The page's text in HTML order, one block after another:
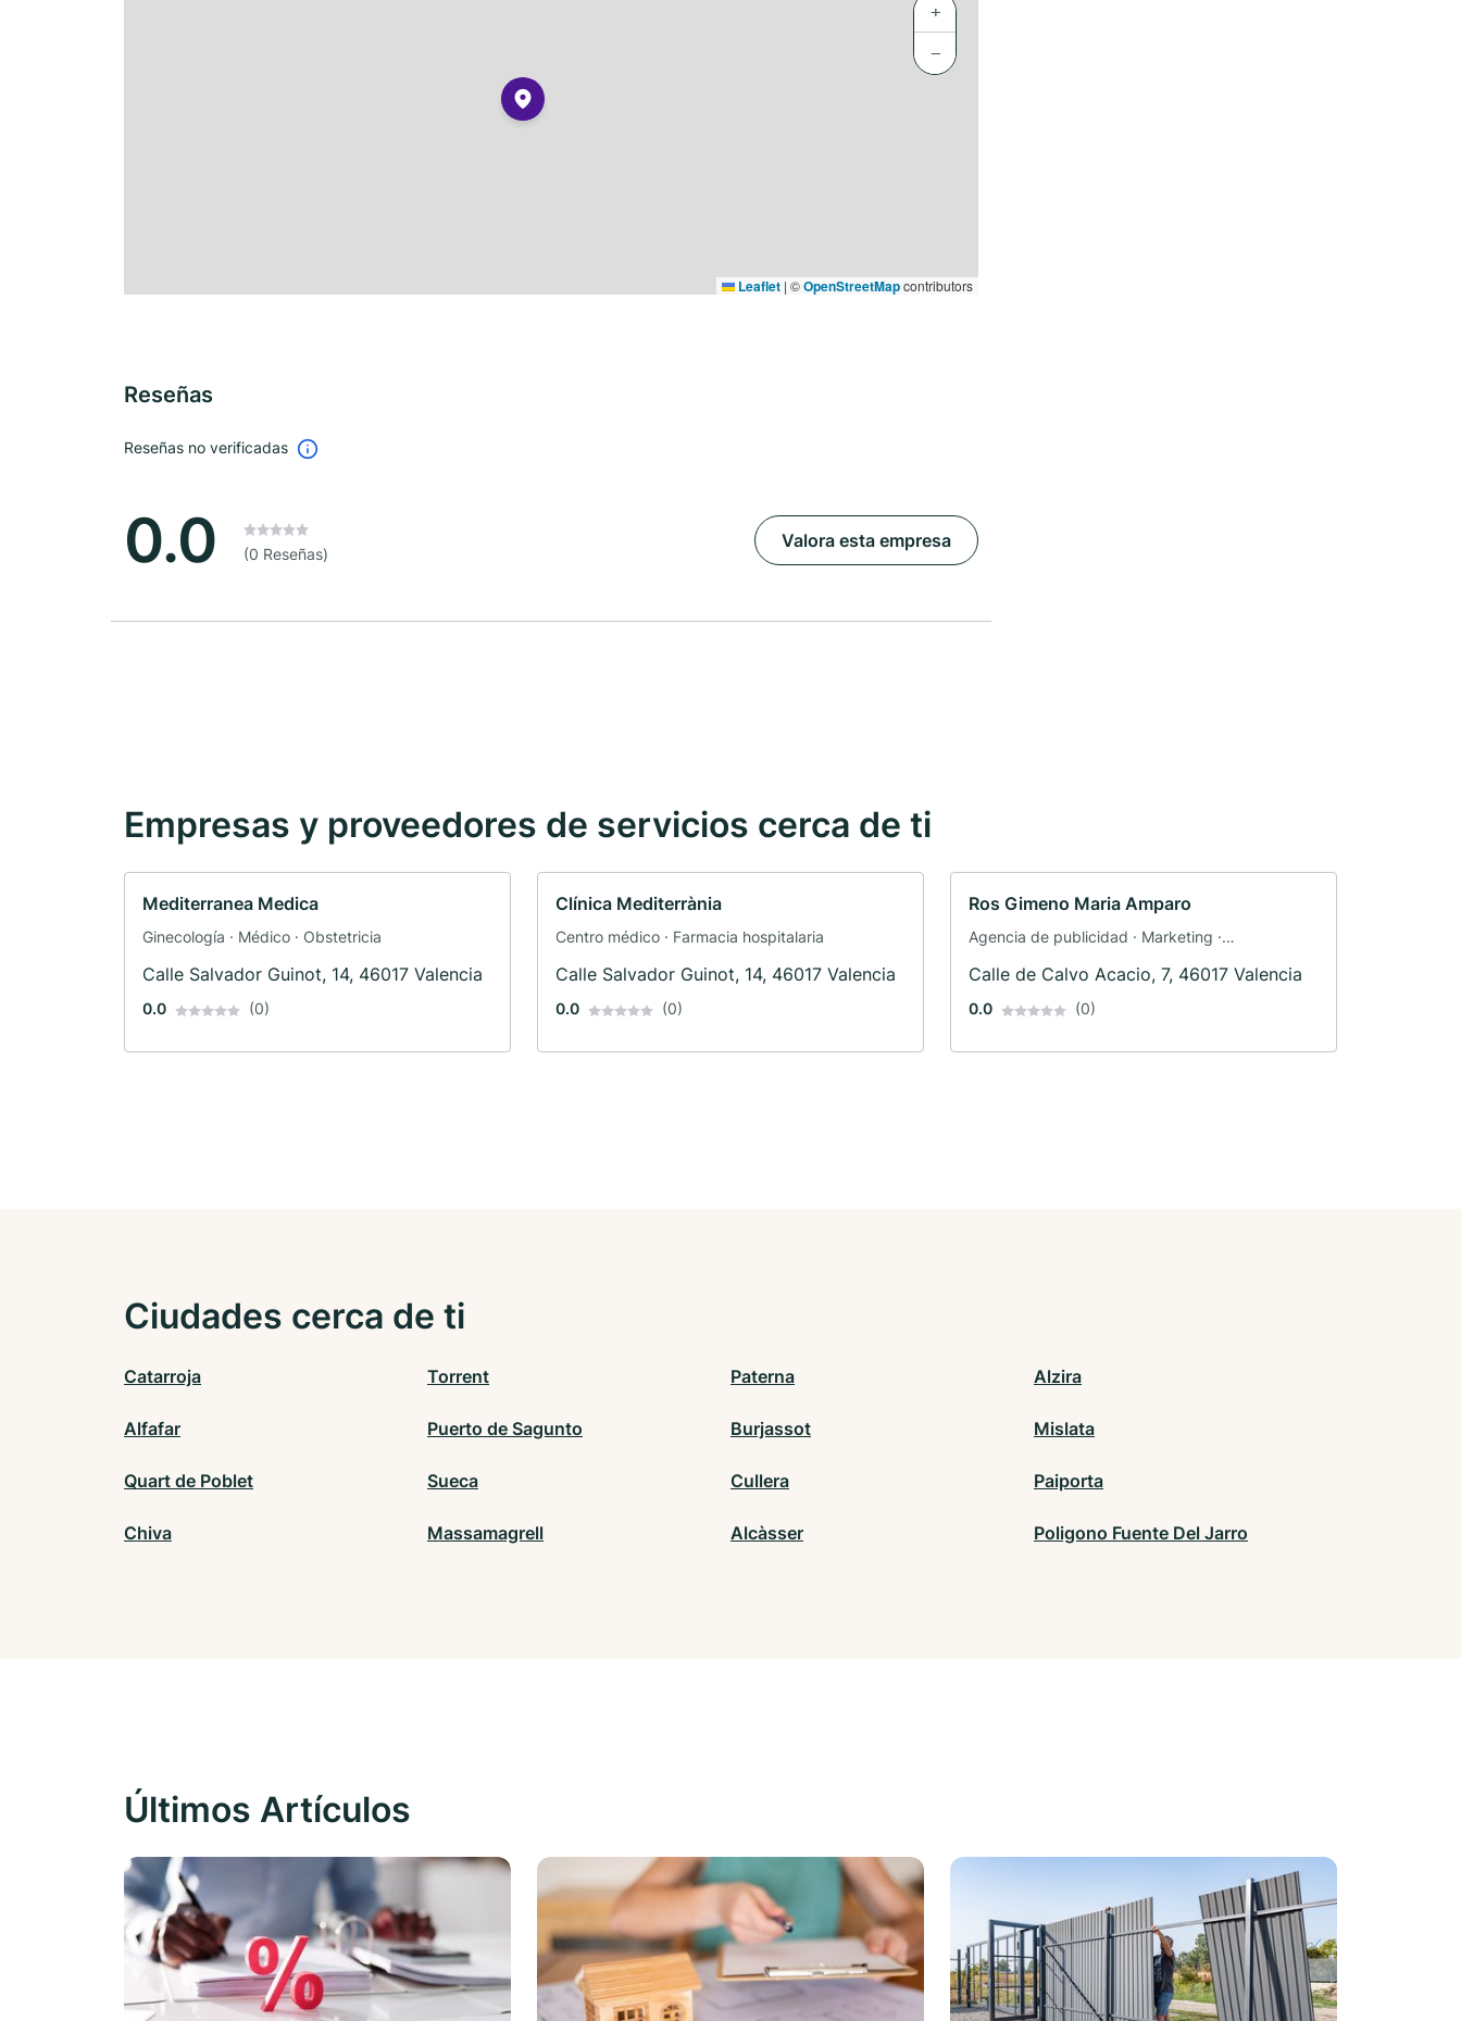
+
−
Leaflet | ©OpenStreetMapcontributors
Reseñas
Reseñas no verificadas
0.0 (0 Reseñas)
Valora esta empresa
Empresas y proveedores de servicios cerca de ti
Mediterranea Medica
Ginecología · Médico · Obstetricia
Calle Salvador Guinot, 14, 46017 Valencia
0.0 (0)
Clínica Mediterrània
Centro médico · Farmacia hospitalaria
Calle Salvador Guinot, 14, 46017 Valencia
0.0 (0)
Ros Gimeno Maria Amparo
Agencia de publicidad · Marketing ·
Calle de Calvo Acacio, 7, 46017 Valencia
0.0 (0)
Ciudades cerca de ti
Catarroja Torrent Paterna Alzira
Alfafar Puerto de Sagunto Burjassot Mislata
Quart de Poblet Sueca Cullera Paiporta
Chiva Massamagrell Alcàsser Poligono Fuente Del Jarro
Últimos Artículos